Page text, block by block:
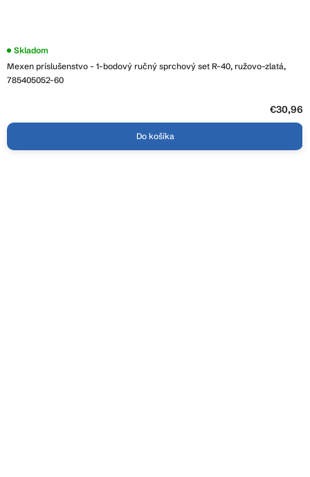
Mexen príslušenstvo - 1-bodový ručný sprchový set R-40, ružovo-zlatá,
785405052-60
Skladom
€30,96
Do košíka